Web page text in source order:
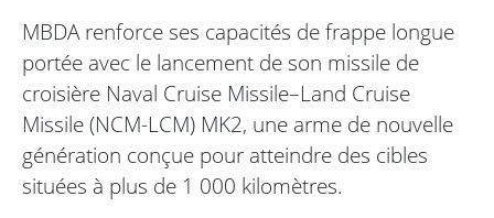
MBDA renforce ses capacités de frappe longue
portée avec le lancement de son missile de
croisière Naval Cruise Missile–Land Cruise
Missile (NCM-LCM) MK2, une arme de nouvelle
génération conçue pour atteindre des cibles
situées à plus de 1 000 kilomètres.